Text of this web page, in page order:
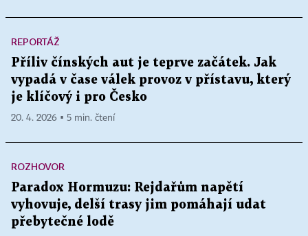
REPORTÁŽ
Příliv čínských aut je teprve začátek. Jak
vypadá v čase válek provoz v přístavu, který
je klíčový i pro Česko
20. 4. 2026 ▪ 5 min. čtení
ROZHOVOR
Paradox Hormuzu: Rejdařům napětí
vyhovuje, delší trasy jim pomáhají udat
přebytečné lodě